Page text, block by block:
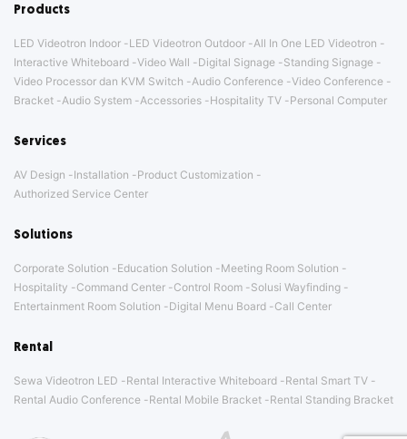
Products
LED Videotron Indoor LED Videotron Outdoor All In One LED Videotron
Interactive Whiteboard Video Wall Digital Signage
Standing Signage
Video Processor dan KVM Switch
Audio Conference Video Conference
Bracket Audio System Accessories Hospitality TV Personal Computer
Services
AV Design Installation
Product Customization
Authorized Service Center
Solutions
Corporate Solution Education Solution
Meeting Room Solution
Hospitality
Command Center Control Room
Solusi Wayfinding
Entertainment Room Solution
Digital Menu Board Call Center
Rental
Sewa Videotron LED Rental Interactive Whiteboard
Rental Smart TV
Rental Audio Conference
Rental Mobile Bracket Rental Standing Bracket